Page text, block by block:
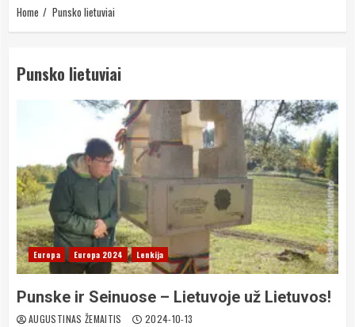
Home Punsko lietuviai
Punsko lietuviai
Europa Europa 2024 Lenkija
Punske ir Seinuose – Lietuvoje už Lietuvos!
AUGUSTINAS ŽEMAITIS 2024-10-13